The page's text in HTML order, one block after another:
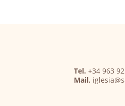
Tel. +34 963
Mail.